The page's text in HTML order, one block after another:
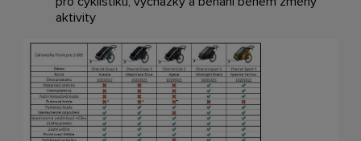
aktivity